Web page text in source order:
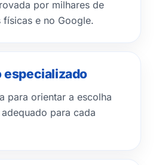
por milhares de
físicas e no Google.
especializado
para orientar a escolha
para cada